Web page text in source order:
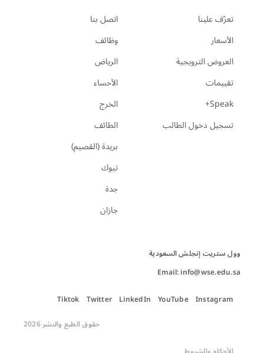
تعرّف علينا
الأسعار
العروض الترويجية
تقييمات
Speak+
تسجيل دخول الطالب
اتصل بنا
وظائف
الرياض
الأحساء
الخرج
الطائف
بريدة (القصيم)
تبوك
جدة
جازان
وول ستريت إنجلش السعودية
Email: info@wse.edu.sa
Instagram
YouTube
LinkedIn
Twitter
Tiktok
حقوق الطبع والنشر 2026